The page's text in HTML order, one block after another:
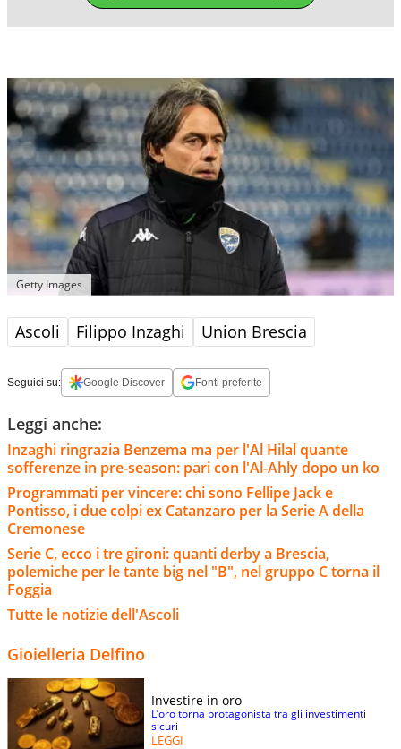
Getty Images
Ascoli Filippo Inzaghi Union Brescia
Seguici su: Google Discover Fonti preferite
Leggi anche:
Inzaghi ringrazia Benzema ma per l'Al Hilal quante
sofferenze in pre-season: pari con l'Al-Ahly dopo un ko
Programmati per vincere: chi sono Fellipe Jack e
Pontisso, i due colpi ex Catanzaro per la Serie A della
Cremonese
Serie C, ecco i tre gironi: quanti derby a Brescia,
polemiche per le tante big nel "B", nel gruppo C torna il
Foggia
Tutte le notizie dell'Ascoli
Gioielleria Delfino
Investire in oro
L’oro torna protagonista tra gli investimenti
sicuri
LEGGI